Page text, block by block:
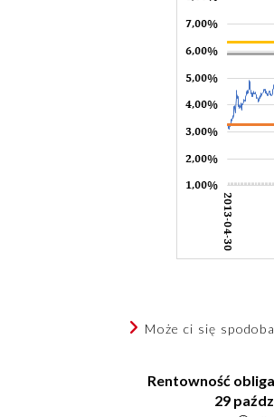
Może ci się
Rentowność
29